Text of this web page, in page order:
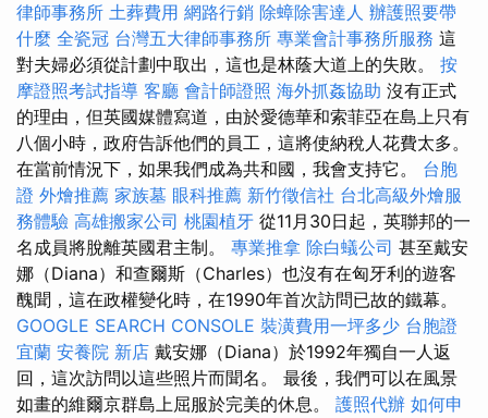
律師事務所 土葬費用 網路行銷 除蟑除害達人 辦護照要帶
什麼 全瓷冠 台灣五大律師事務所 專業會計事務所服務 這
對夫婦必須從計劃中取出，這也是林蔭大道上的失敗。 按
摩證照考試指導 客廳 會計師證照 海外抓姦協助 沒有正式
的理由，但英國媒體寫道，由於愛德華和索菲亞在島上只有
八個小時，政府告訴他們的員工，這將使納稅人花費太多。
在當前情況下，如果我們成為共和國，我會支持它。 台胞
證 外燴推薦 家族墓 眼科推薦 新竹徵信社 台北高級外燴服
務體驗 高雄搬家公司 桃園植牙 從11月30日起，英聯邦的一
名成員將脫離英國君主制。 專業推拿 除白蟻公司 甚至戴安
娜（Diana）和查爾斯（Charles）也沒有在匈牙利的遊客
醜聞，這在政權變化時，在1990年首次訪問已故的鐵幕。
GOOGLE SEARCH CONSOLE 裝潢費用一坪多少 台胞證
宜蘭 安養院 新店 戴安娜（Diana）於1992年獨自一人返
回，這次訪問以這些照片而聞名。 最後，我們可以在風景
如畫的維爾京群島上屈服於完美的休息。 護照代辦 如何申